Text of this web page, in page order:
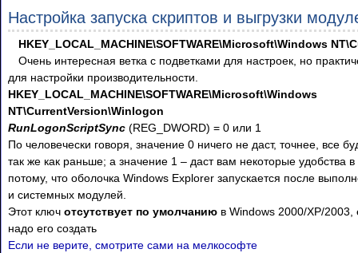
Настройка запуска скриптов и выгрузки
HKEY_LOCAL_MACHINE\SOFTWARE\Microsoft\Windows
Очень интересная ветка с подветками для настроек, но
для настройки производительности.
HKEY_LOCAL_MACHINE\SOFTWARE\Microsoft\Windows
NT\CurrentVersion\Winlogon
RunLogonScriptSync (REG_DWORD) = 0 или 1
По человечески говоря, значение 0 ничего не даст, точнее, все
так же как раньше; а значение 1 – даст вам некоторые удобства в
потому, что оболочка Windows Explorer запускается после
и системных модулей.
Этот ключ отсутствует по умолчанию в Windows 2000/XP/2003,
надо его создать
Если не верите, смотрите сами на мелкософте